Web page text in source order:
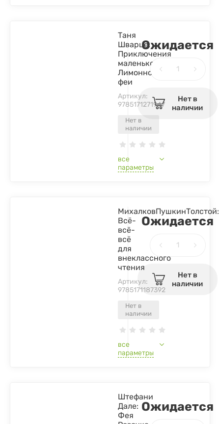
Нет в
наличии
Таня
Шварце:
Приключения
маленькой
Лимонной
феи
Артикул:
9785171271947
все
параметры
Ожидается
Нет в
наличии
Нет в
наличии
МихалковПушкинТолстой:
Всё-
всё-
всё
для
внеклассного
чтения
Артикул:
9785171187392
все
параметры
Ожидается
Нет в
наличии
Штефани
Дале:
Фея
Ожидается